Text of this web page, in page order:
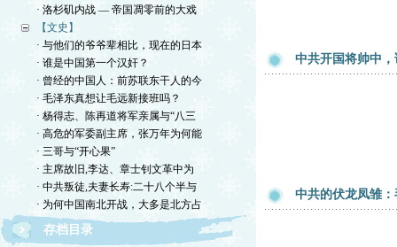
· 洛杉矶内战 — 帝国凋零前的大戏
【文史】
· 与他们的爷爷辈相比，现在的日本
· 谁是中国第一个汉奸？
· 曾经的中国人：前苏联东干人的今
· 毛泽东真想让毛远新接班吗？
· 杨得志、陈再道将军亲属与“八三
· 高危的军委副主席，张万年为何能
· 三哥与“开心果”
· 主席故旧,李达、章士钊文革中为
· 中共叛徒,夫妻长寿:二十八个半与
· 为何中国南北开战，大多是北方占
存档目录
中共开国将帅中
中共的伏龙凤雏